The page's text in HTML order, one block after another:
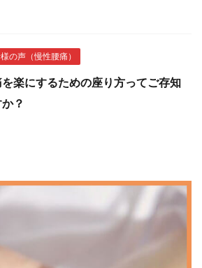
の声（慢性腰痛）
を楽にするための座り方ってご存知
？